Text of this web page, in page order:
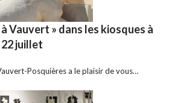
Vauvert » dans les kiosques à
juillet
Posquières a le plaisir de vous…